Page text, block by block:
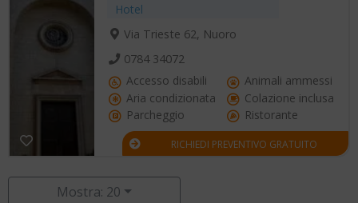
Hotel
Via Trieste 62, Nuoro
0784 34072
Accesso disabili
Animali ammessi
Aria condizionata
Colazione inclusa
Parcheggio
Ristorante
RICHIEDI PREVENTIVO GRATUITO
Mostra: 20